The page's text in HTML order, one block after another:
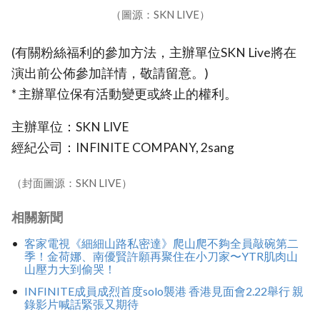
（圖源：SKN LIVE）
(有關粉絲福利的參加方法，主辦單位SKN Live將在
演出前公佈參加詳情，敬請留意。)
* 主辦單位保有活動變更或終止的權利。
主辦單位：SKN LIVE
經紀公司：INFINITE COMPANY, 2sang
（封面圖源：SKN LIVE）
相關新聞
客家電視《細細山路私密達》爬山爬不夠全員敲碗第二
季！金荷娜、南優賢許願再聚住在小刀家〜YTR肌肉山
山壓力大到偷哭！
INFINITE成員成烈首度solo襲港 香港見面會2.22舉行 親
錄影片喊話緊張又期待